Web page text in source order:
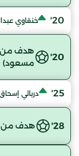
20' خنقاوي
20'
هدف من
مسعود)
25' دربالي
28' هدف من